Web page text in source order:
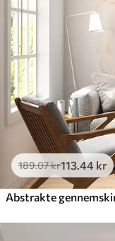
189.07kr113 .44 kr